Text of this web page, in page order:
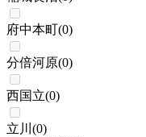
府中本町(0)
分倍河原(0)
西国立(0)
立川 (0)